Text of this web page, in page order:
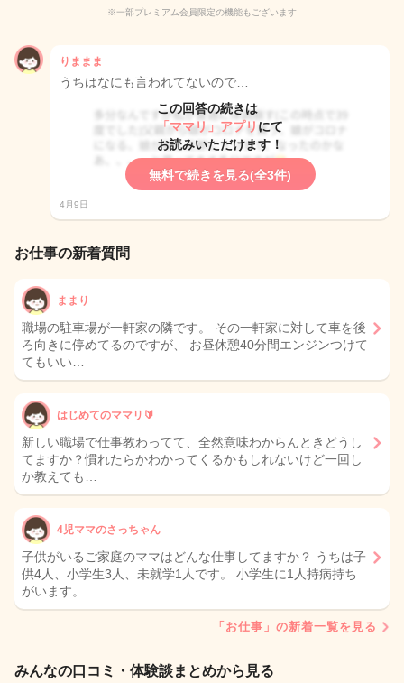
※一部プレミアム会員限定の機能もございます
りままま
うちはなにも言われてないので…
この回答の続きは
「ママリ」アプリ にて
お読みいただけます！
無料で続きを見る(全3件)
4月9日
お仕事の新着質問
ままり
職場の駐車場が一軒家の隣です。 その一軒家に対して車を後
ろ向きに停めてるのですが、 お昼休憩40分間エンジンつけて
てもいい…
はじめてのママリ🔰
新しい職場で仕事教わってて、全然意味わからんときどうし
てますか？慣れたらかわかってくるかもしれないけど一回し
か教えても…
4児ママのさっちゃん
子供がいるご家庭のママはどんな仕事してますか？ うちは子
供4人、小学生3人、未就学1人です。 小学生に1人持病持ち
がいます。…
「お仕事」の新着一覧を見る
みんなの口コミ・体験談まとめから見る